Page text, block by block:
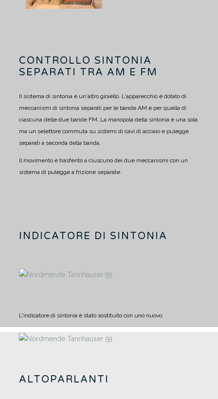
CONTROLLO SINTONIA
SEPARATI TRA AM E FM
Il sistema di sintonia è un'altro gioiello. L'apparecchio è dotato di
meccanismi di sintonia separati per le bande AM e per quella di
ciascuna delle due bande FM. La manopola della sintonia è una sola
ma un selettore commuta su sistemi di cavi di acciaio e pulegge
separati a seconda della banda.
Il movimento è trasferito a ciuscuno dei due meccanismi con un
sistema di pulegge a frizione separate.
INDICATORE DI SINTONIA
L'indicatore di sintonia è stato sostituito con uno nuovo.
ALTOPARLANTI